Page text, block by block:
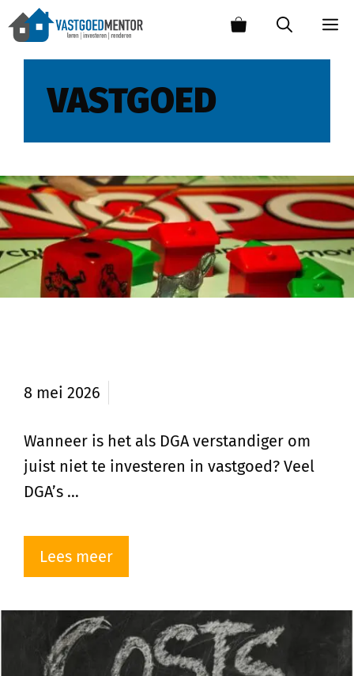
VASTGOED
8 mei 2026
Wanneer is het als DGA verstandiger om
juist niet te investeren in vastgoed? Veel
DGA’s …
Lees meer